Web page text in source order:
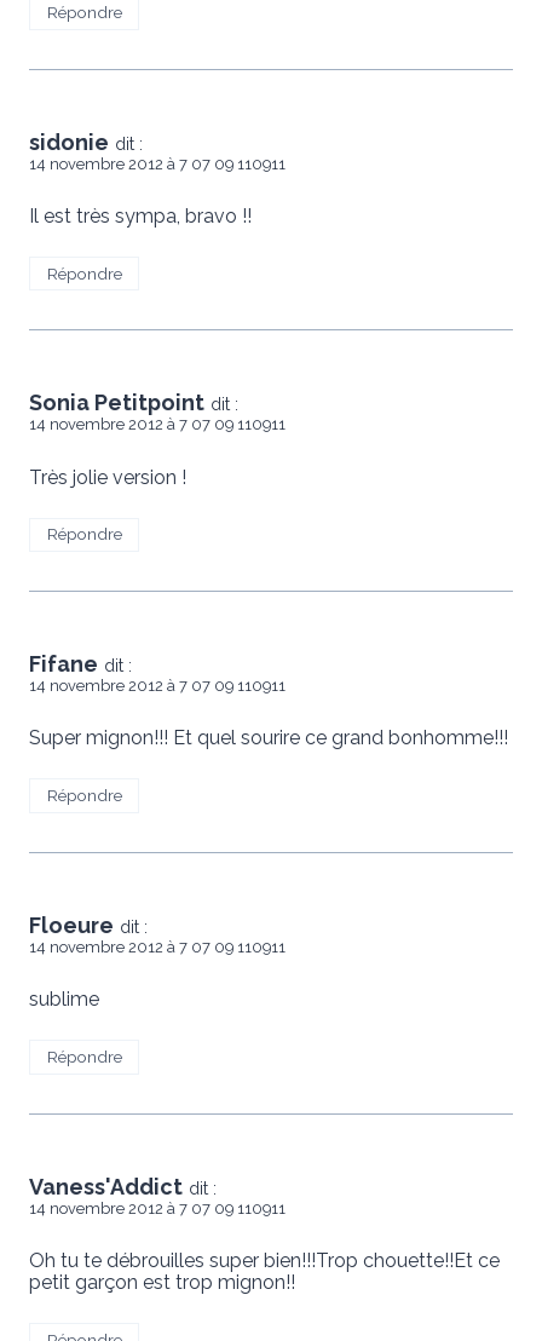
Répondre
sidonie dit :
14 novembre 2012 à 7 07 09 110911
Il est très sympa, bravo !!
Répondre
Sonia Petitpoint dit :
14 novembre 2012 à 7 07 09 110911
Très jolie version !
Répondre
Fifane dit :
14 novembre 2012 à 7 07 09 110911
Super mignon!!! Et quel sourire ce grand bonhomme!!!
Répondre
Floeure dit :
14 novembre 2012 à 7 07 09 110911
sublime
Répondre
Vaness'Addict dit :
14 novembre 2012 à 7 07 09 110911
Oh tu te débrouilles super bien!!!Trop chouette!!Et ce
petit garçon est trop mignon!!